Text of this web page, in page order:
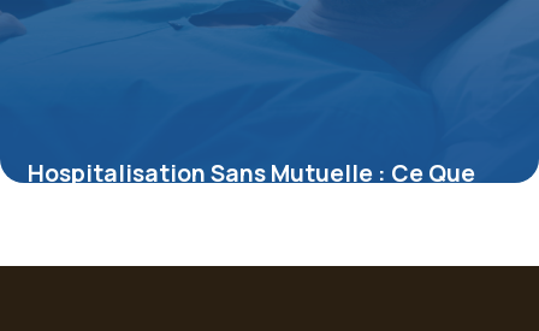
Hospitalisation Sans Mutuelle : Ce Que